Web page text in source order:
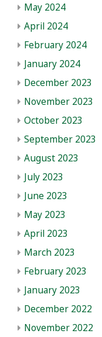
May 2024
April 2024
February 2024
January 2024
December 2023
November 2023
October 2023
September 2023
August 2023
July 2023
June 2023
May 2023
April 2023
March 2023
February 2023
January 2023
December 2022
November 2022